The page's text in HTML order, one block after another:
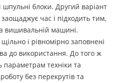
шпульні блоки. Другий варіант
час і підходить тим,
вишивальній машині.
і рівномірно заповнені
до використання. До того ж
параметрам техніки та
без перекрутів та